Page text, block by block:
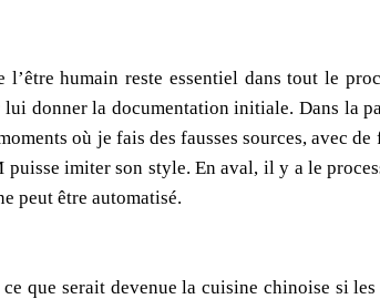
l’être humain reste essentiel dans tout le
donner la documentation initiale. Dans la
où je fais des fausses sources, avec
imiter son style. En aval, il y a le
peut être automatisé.
que serait devenue la cuisine chinoise si